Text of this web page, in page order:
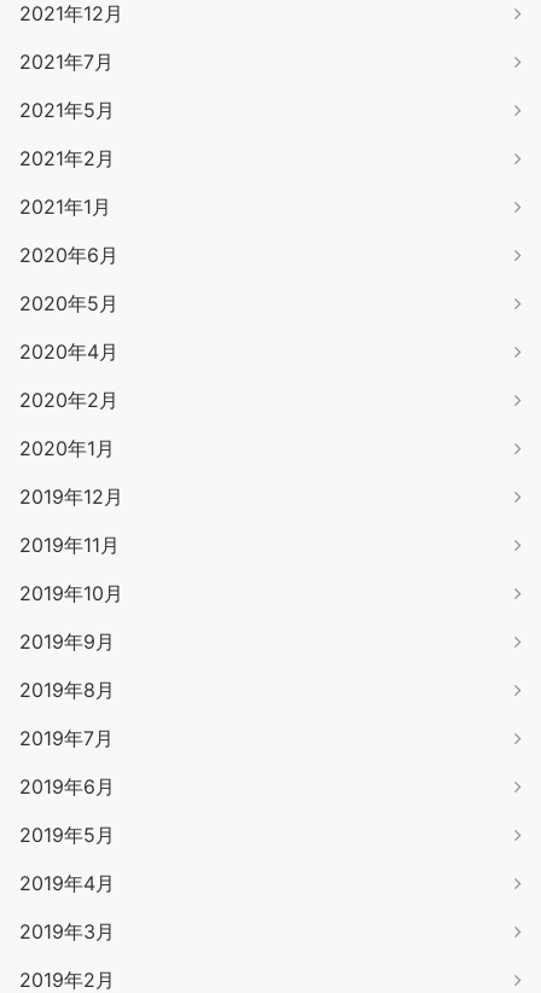
2021年12月
2021年7月
2021年5月
2021年2月
2021年1月
2020年6月
2020年5月
2020年4月
2020年2月
2020年1月
2019年12月
2019年11月
2019年10月
2019年9月
2019年8月
2019年7月
2019年6月
2019年5月
2019年4月
2019年3月
2019年2月